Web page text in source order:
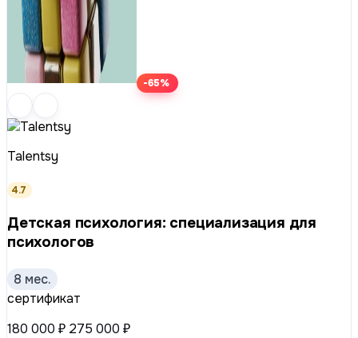
-65%
Talentsy
4.7
Детская психология: специализация для
психологов
8 мес.
сертификат
180 000 ₽ 275 000 ₽